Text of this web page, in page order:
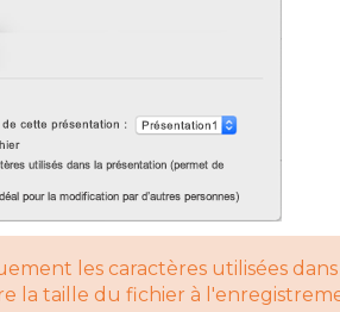
les caractères utilisées dans
la taille du fichier à